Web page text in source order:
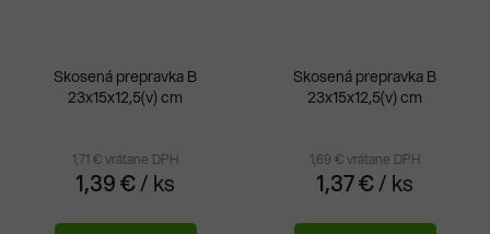
Skosená prepravka B
23x15x12,5(v) cm
1,71 € vrátane DPH
1,39 €/ ks
Skosená prepravka B
23x15x12,5(v) cm
1,69 € vrátane DPH
1,37 €/ ks